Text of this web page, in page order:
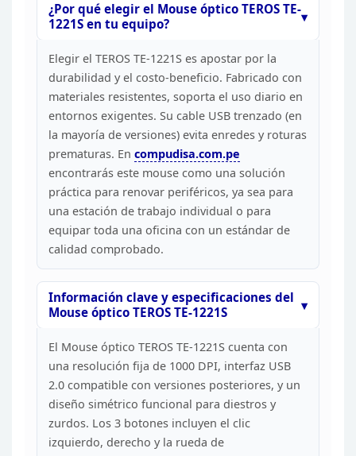
¿Por qué elegir el Mouse óptico TEROS TE-
1221S en tu equipo?
Elegir el TEROS TE-1221S es apostar por la
durabilidad y el costo-beneficio. Fabricado con
materiales resistentes, soporta el uso diario en
entornos exigentes. Su cable USB trenzado (en
la mayoría de versiones) evita enredes y roturas
prematuras. En compudisa.com.pe
encontrarás este mouse como una solución
práctica para renovar periféricos, ya sea para
una estación de trabajo individual o para
equipar toda una oficina con un estándar de
calidad comprobado.
Información clave y especificaciones del
Mouse óptico TEROS TE-1221S
El Mouse óptico TEROS TE-1221S cuenta con
una resolución fija de 1000 DPI, interfaz USB
2.0 compatible con versiones posteriores, y un
diseño simétrico funcional para diestros y
zurdos. Los 3 botones incluyen el clic
izquierdo, derecho yla rueda de